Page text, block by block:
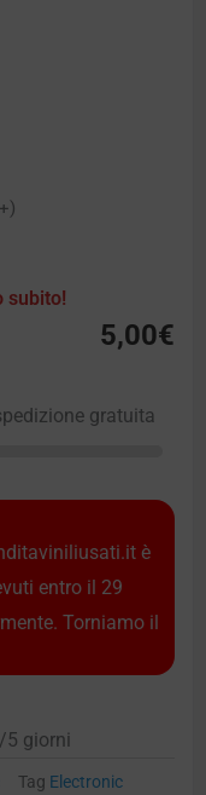
subito!
5,00€
gratuita
è
entro il 29
Torniamo il
5 giorni
Tag Electronic